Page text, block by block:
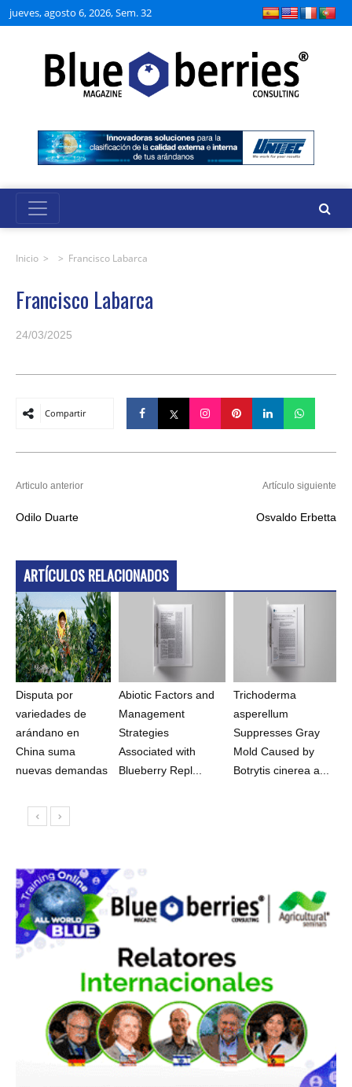
jueves, agosto 6, 2026, Sem. 32
Inicio > > Francisco Labarca
Francisco Labarca
24/03/2025
Compartir
Articulo anterior
Odilo Duarte
Artículo siguiente
Osvaldo Erbetta
ARTÍCULOS RELACIONADOS
Disputa por
variedades de
arándano en
China suma
nuevas demandas
Abiotic Factors and
Management
Strategies
Associated with
Blueberry Repl...
Trichoderma
asperellum
Suppresses Gray
Mold Caused by
Botrytis cinerea a...